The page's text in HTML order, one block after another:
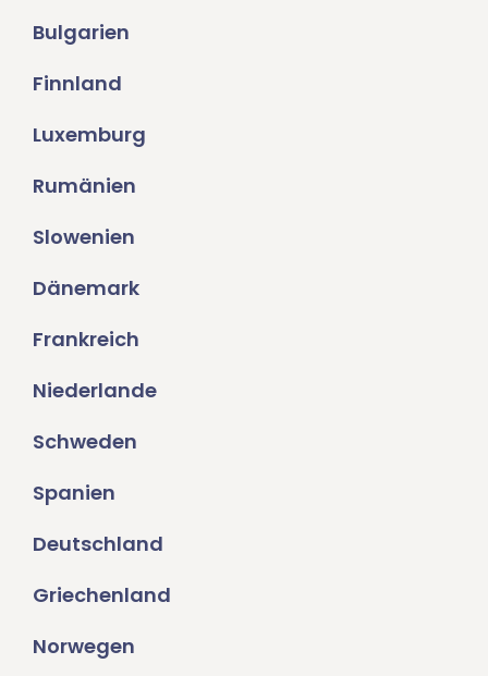
Bulgarien
Finnland
Luxemburg
Rumänien
Slowenien
Dänemark
Frankreich
Niederlande
Schweden
Spanien
Deutschland
Griechenland
Norwegen